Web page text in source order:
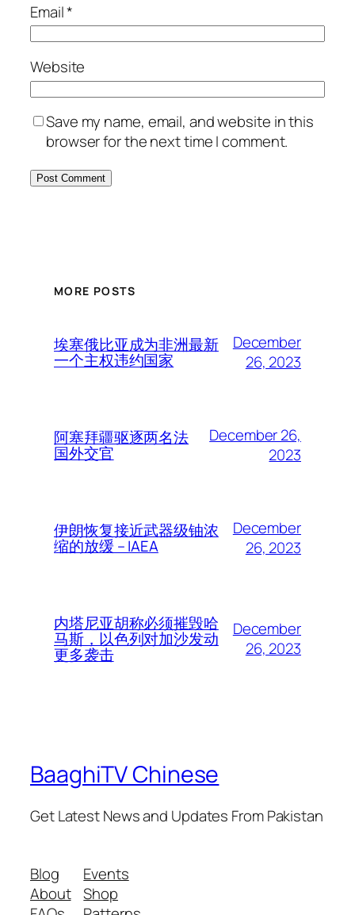
Email*
Website
Save my name, email, and website in this
browser for the next time I comment.
MORE POSTS
埃塞俄比亚成为非洲最新
一个主权违约国家
December
26, 2023
阿塞拜疆驱逐两名法
国外交官
December 26,
2023
伊朗恢复接近武器级铀浓
缩的放缓 – IAEA
December
26, 2023
内塔尼亚胡称必须摧毁哈
马斯，以色列对加沙发动
更多袭击
December
26, 2023
BaaghiTV Chinese
Get Latest News and Updates From Pakistan
Blog
About
Events
Shop